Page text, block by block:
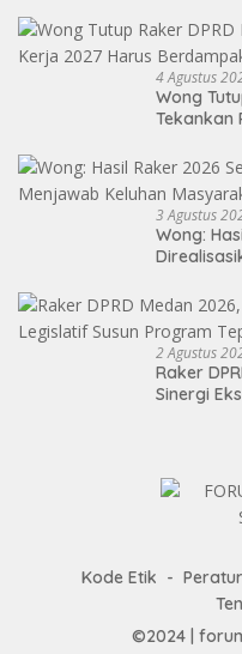
4 Agustus
Wong
Tekankan
3 Agustus
Wong:
2 Agustus
Raker
Sinergi
Kode Etik
©2024 |